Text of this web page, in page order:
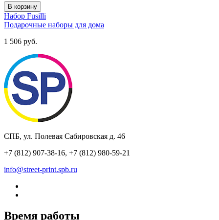
В корзину
Набор Fusilli
Подарочные наборы для дома
1 506 руб.
СПБ, ул. Полевая Сабировская д. 46
+7 (812) 907-38-16, +7 (812) 980-59-21
info@street-print.spb.ru
Время работы